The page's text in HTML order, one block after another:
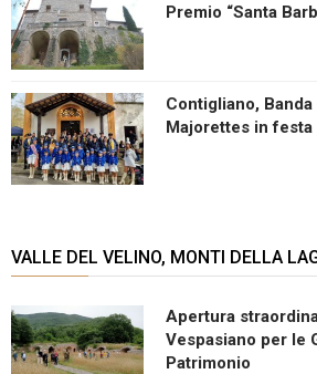
Premio “Santa
Contigliano,
Majorettes in
VALLE DEL VELINO, MONTI DELLA
Apertura
Vespasiano per le
Patrimonio